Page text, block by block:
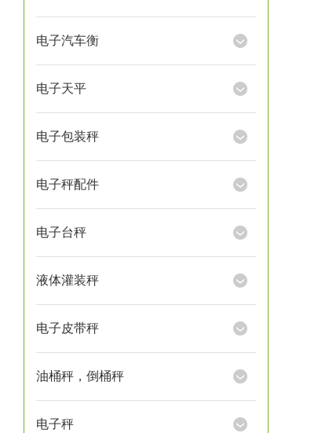
电子汽车衡
电子天平
电子包装秤
电子秤配件
电子台秤
液体灌装秤
电子皮带秤
油桶秤，倒桶秤
电子秤